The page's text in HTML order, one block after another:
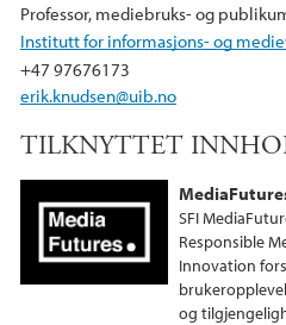
o
o
k
Professor, mediebruks- og
Institutt for informasjons- og
+47 97676173
erik.knudsen@uib.no
TILKNYTTET
SFI
Responsible
Innovation
og